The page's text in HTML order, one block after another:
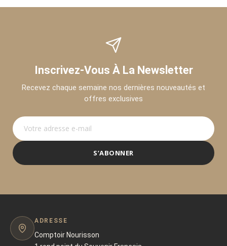
Inscrivez-Vous À La Newsletter
Recevez chaque semaine nos dernières nouveautés et
offres exclusives
S’ABONNER
ADRESSE
Comptoir Nourisson